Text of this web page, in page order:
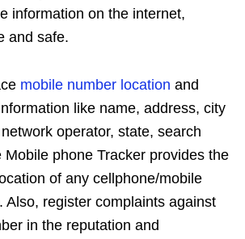
information on the internet,
and safe.
mobile number location and
like name, address, city
operator, state, search
Mobile phone Tracker provides the
of any cellphone/mobile
Also, register complaints against
in the reputation and